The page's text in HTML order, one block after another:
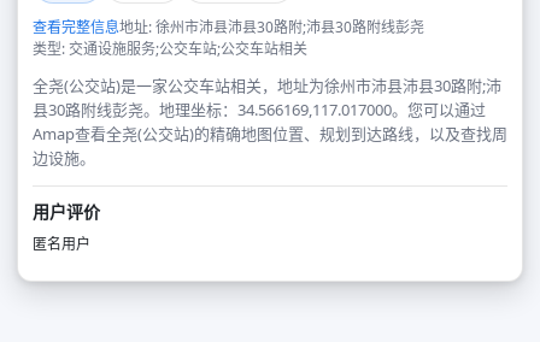
查看完整信息地址: 徐州市沛县沛县30路附;沛县30路附线彭尧
类型: 交通设施服务;公交车站;公交车站相关
全尧(公交站)是一家公交车站相关，地址为徐州市沛县沛县30路附;沛
县30路附线彭尧。地理坐标：34.566169,117.017000。您可以通过
Amap查看全尧(公交站)的精确地图位置、规划到达路线，以及查找周
边设施。
用户评价
匿名用户